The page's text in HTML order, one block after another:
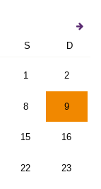
S D
1 2
8 9
15 16
22 23